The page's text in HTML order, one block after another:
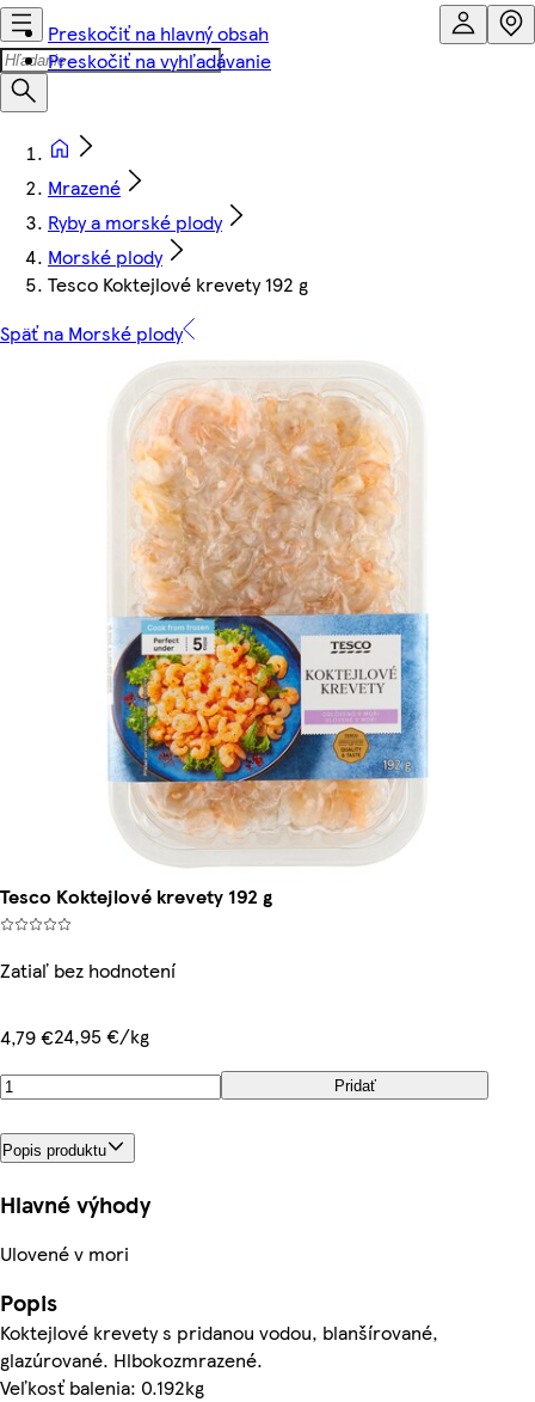
Preskočiť na hlavný obsah
Preskočiť na vyhľadávanie
Mrazené
Ryby a morské plody
Morské plody
Tesco Koktejlové krevety 192 g
Späť na Morské plody
Tesco Koktejlové krevety 192 g
Zatiaľ bez hodnotení
4,79 €24,95 €/kg
Pridať
Popis produktu
Hlavné výhody
Ulovené v mori
Popis
Koktejlové krevety s pridanou vodou, blanšírované,
glazúrované. Hlbokozmrazené.
Veľkosť balenia: 0.192kg